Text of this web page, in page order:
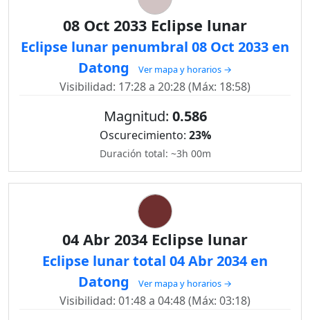
08 Oct 2033 Eclipse lunar
Eclipse lunar penumbral 08 Oct 2033 en
Datong
Ver mapa y horarios →
Visibilidad: 17:28 a 20:28 (Máx: 18:58)
Magnitud: 0.586
Oscurecimiento: 23%
Duración total: ~3h 00m
04 Abr 2034 Eclipse lunar
Eclipse lunar total 04 Abr 2034 en
Datong
Ver mapa y horarios →
Visibilidad: 01:48 a 04:48 (Máx: 03:18)